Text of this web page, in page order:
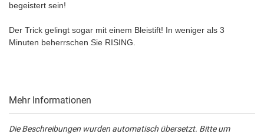
begeistert sein!
Der Trick gelingt sogar mit einem Bleistift! In weniger als 3
Minuten beherrschen Sie RISING.
Mehr Informationen
Die Beschreibungen wurden automatisch übersetzt. Bitte um